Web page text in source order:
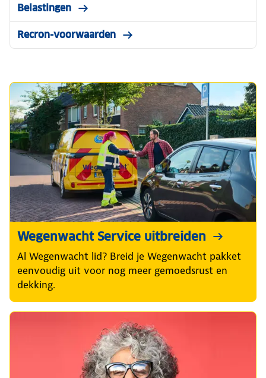
Belastingen
Recron-voorwaarden
Wegenwacht Service uitbreiden
Al Wegenwacht lid? Breid je Wegenwacht pakket
eenvoudig uit voor nog meer gemoedsrust en
dekking.